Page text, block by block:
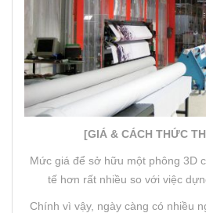
[GIÁ & CÁCH THỨC
Mức giá để sở hữu một phông 3D
tế hơn rất nhiều so với việc
Chính vì vậy, ngày càng có nhiều